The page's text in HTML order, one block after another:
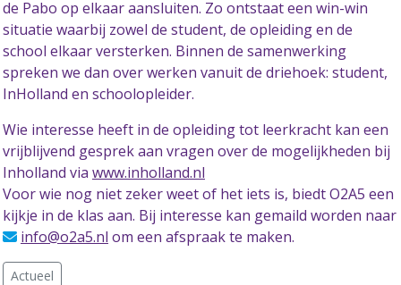
de Pabo op elkaar aansluiten. Zo ontstaat een win-win
situatie waarbij zowel de student, de opleiding en de
school elkaar versterken. Binnen de samenwerking
spreken we dan over werken vanuit de driehoek: student,
InHolland en schoolopleider.
Wie interesse heeft in de opleiding tot leerkracht kan een
vrijblijvend gesprek aan vragen over de mogelijkheden bij
Inholland via www.inholland.nl
Voor wie nog niet zeker weet of het iets is, biedt O2A5 een
kijkje in de klas aan. Bij interesse kan gemaild worden naar
info@o2a5.nl om een afspraak te maken.
Actueel